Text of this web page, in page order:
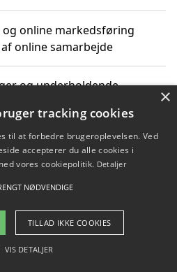
online markedsføring
online samarbejde
og underholdende
for virksomheder fremme
- Pilanto Aps
×
tracking cookies
til at forbedre brugeroplevelsen. Ved
accepterer du alle cookies i
vores cookiepolitik. Detaljer
NØDVENDIGE
TILLAD IKKE COOKIES
VIS DETALJER